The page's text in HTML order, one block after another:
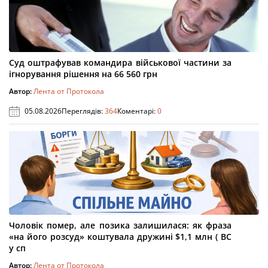
Суд оштрафував командира військової частини за
ігнорування рішення на 66 560 грн
Автор:Лента от Протокола
05.08.2026Переглядів:364Коментарі:0
Чоловік помер, але позика залишилася: як фраза
«на його розсуд» коштувала дружині $1,1 млн ( ВС
у сп
Автор:Лента от Протокола